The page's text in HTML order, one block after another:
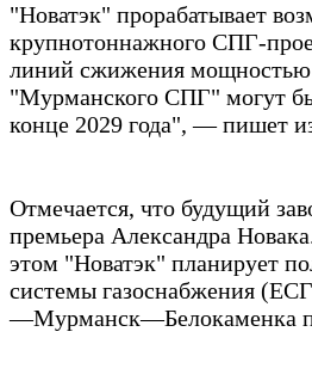
"Новатэк" прорабатывает
крупнотоннажного СПГ-
линий сжижения
"Мурманского СПГ" могут
конце 2029 года", — пишет
Отмечается, что будущий
премьера Александра
этом "Новатэк" планирует
системы газоснабжения
—Мурманск—Белокаменка